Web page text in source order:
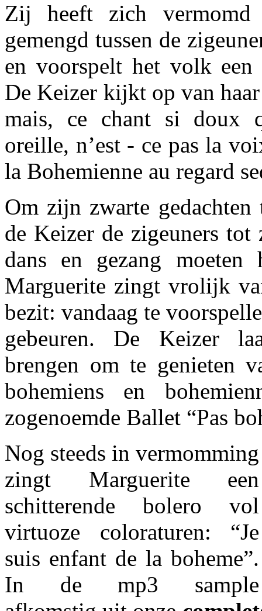
Zij heeft zich vermomd
gemengd tussen de
en voorspelt het volk een
De Keizer kijkt op van
mais, ce chant si doux
oreille, n’est - ce pas la
la Bohemienne au regard
Om zijn zwarte
de Keizer de zigeuners
dans en gezang moeten
Marguerite zingt vrolijk
bezit: vandaag te
gebeuren. De Keizer
brengen om te genieten
bohemiens en
zogenoemde Ballet “Pas
Nog steeds in vermomming
zingt Marguerite een
schitterende bolero vol
virtuoze coloraturen: “Je
suis enfant de la boheme”.
In de mp3 sample